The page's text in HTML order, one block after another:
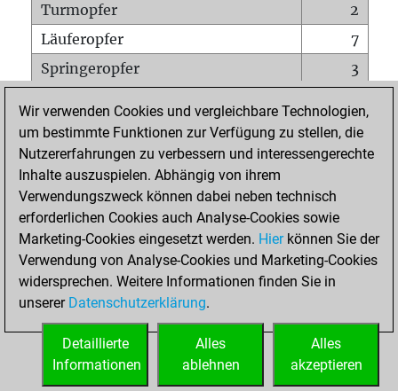
Turmopfer
2
Läuferopfer
7
Springeropfer
3
Matt auf vollem Brett
0
Bauer setzt Matt
0
Erstickte Matts
Unterverwandlungen
Türme auf der siebten
0
STARTSEITE
Wir verwenden Cookies und vergleichbare Technologien,
um bestimmte Funktionen zur Verfügung zu stellen, die
Nutzererfahrungen zu verbessern und interessengerechte
Inhalte auszuspielen. Abhängig von ihrem
Verwendungszweck können dabei neben technisch
erforderlichen Cookies auch Analyse-Cookies sowie
Marketing-Cookies eingesetzt werden. Hierkönnen Sie der
Verwendung von Analyse-Cookies und Marketing-Cookies
widersprechen. Weitere Informationen finden Sie in
unserer Datenschutzerklärung.
Alles
akzeptieren
Alles
ablehnen
Detaillierte
Informationen